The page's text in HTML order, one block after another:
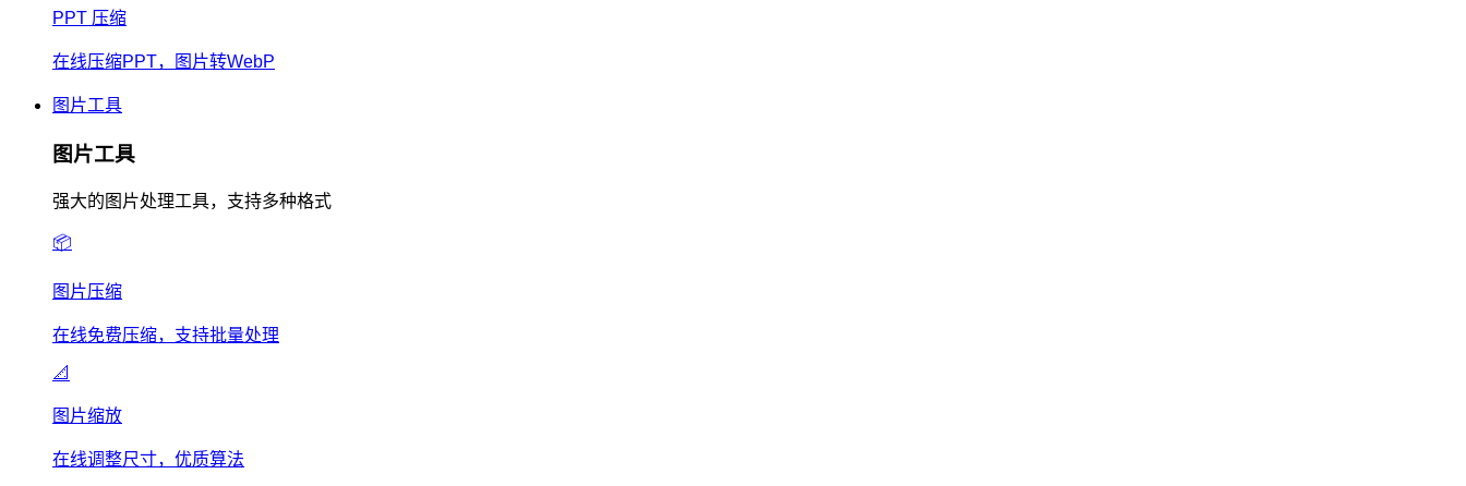
PPT 压缩
在线压缩PPT，图片转WebP
图片工具
图片工具
强大的图片处理工具，支持多种格式
📦
图片压缩
在线免费压缩，支持批量处理
📐
图片缩放
在线调整尺寸，优质算法